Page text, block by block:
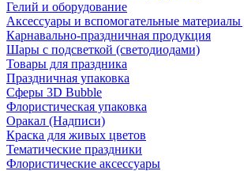
Гелий и оборудование
Аксессуары и вспомогательные
Карнавально-праздничная продукция
Шары с подсветкой (светодиодами)
Товары для праздника
Праздничная упаковка
Сферы 3D Bubble
Флористическая упаковка
Оракал (Надписи)
Краска для живых цветов
Тематические праздники
Флористические аксессуары